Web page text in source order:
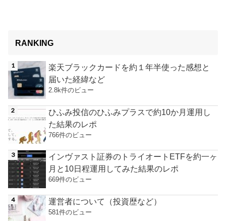
RANKING
楽天ブラックカードを約１年半使った感想と
届いた経緯など
2.8k件のビュー
ひふみ投信のひふみプラスで約10か月運用し
た結果のレポ
766件のビュー
インヴァスト証券のトライオートETFを約一ヶ
月と10日程運用してみた結果のレポ
669件のビュー
運営者について（投資歴など）
581件のビュー